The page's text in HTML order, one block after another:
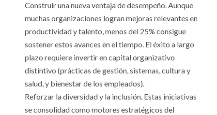
Construir una nueva ventaja de desempeño. Aunque
muchas organizaciones logran mejoras relevantes en
productividad y talento, menos del 25% consigue
sostener estos avances en el tiempo. El éxito a largo
plazo requiere invertir en capital organizativo
distintivo (prácticas de gestión, sistemas, cultura y
salud, y bienestar de los empleados).
Reforzar la diversidad y la inclusión. Estas iniciativas
se consolidad como motores estratégicos del